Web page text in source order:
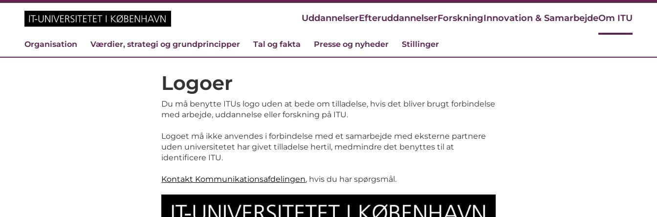
UddannelserEfteruddannelserForskningInnovation & SamarbejdeOm ITU
Organisation Værdier, strategi og grundprincipper Tal og fakta Presse og nyheder Stillinger
Logoer
Du må benytte ITUs logo uden at bede om tilladelse, hvis det bliver brugt forbindelse
med arbejde, uddannelse eller forskning på ITU.
Logoet må ikke anvendes i forbindelse med et samarbejde med eksterne partnere
uden universitetet har givet tilladelse hertil, medmindre det benyttes til at
identificere ITU.
Kontakt Kommunikationsafdelingen, hvis du har spørgsmål.